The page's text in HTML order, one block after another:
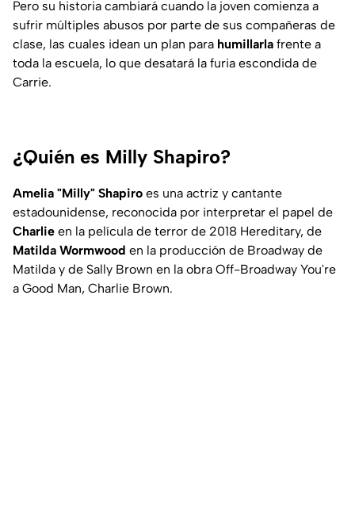
Pero su historia cambiará cuando la joven comienza a
sufrir múltiples abusos por parte de sus compañeras de
clase, las cuales idean un plan para humillarla frente a
toda la escuela, lo que desatará la furia escondida de
Carrie.
¿Quién es Milly Shapiro?
Amelia "Milly" Shapiro es una actriz y cantante
estadounidense, reconocida por interpretar el papel de
Charlie en la película de terror de 2018 Hereditary, de
Matilda Wormwood en la producción de Broadway de
Matilda y de Sally Brown en la obra Off-Broadway You're
a Good Man, Charlie Brown.